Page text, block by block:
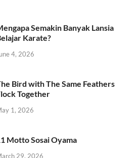
Semakin Banyak Lansia
Karate?
4, 2026
Bird with The Same Feathers
Together
1, 2026
Motto Sosai Oyama
29, 2026